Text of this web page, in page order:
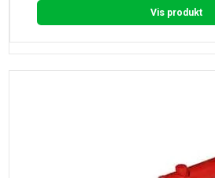
Vis produkt